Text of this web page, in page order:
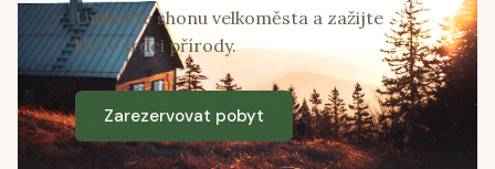
Unikněte shonu velkoměsta a zažijte
klid v srdci přírody.
Zarezervovat pobyt